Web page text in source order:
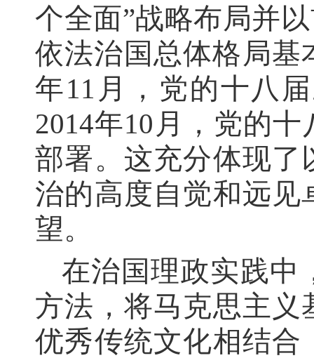
个全面”战略布局并
依法治国总体格局基
年11月，党的十八
2014年10月，党的
部署。这充分体现了
治的高度自觉和远
望。
在治国理政实践中
方法，将马克思主
优秀传统文化相结合